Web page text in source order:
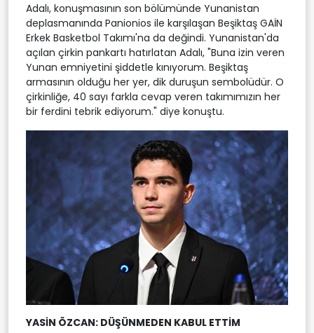
Adalı, konuşmasının son bölümünde Yunanistan
deplasmanında Panionios ile karşılaşan Beşiktaş GAİN
Erkek Basketbol Takımı'na da değindi. Yunanistan'da
açılan çirkin pankartı hatırlatan Adalı, "Buna izin veren
Yunan emniyetini şiddetle kınıyorum. Beşiktaş
armasının olduğu her yer, dik duruşun sembolüdür. O
çirkinliğe, 40 sayı farkla cevap veren takımımızın her
bir ferdini tebrik ediyorum." diye konuştu.
YASİN ÖZCAN: DÜŞÜNMEDEN KABUL ETTİM